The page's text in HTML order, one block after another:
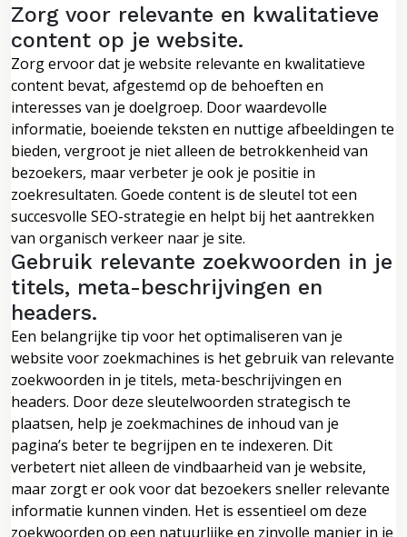
Zorg voor relevante en kwalitatieve
content op je website.
Zorg ervoor dat je website relevante en kwalitatieve
content bevat, afgestemd op de behoeften en
interesses van je doelgroep. Door waardevolle
informatie, boeiende teksten en nuttige afbeeldingen te
bieden, vergroot je niet alleen de betrokkenheid van
bezoekers, maar verbeter je ook je positie in
zoekresultaten. Goede content is de sleutel tot een
succesvolle SEO-strategie en helpt bij het aantrekken
van organisch verkeer naar je site.
Gebruik relevante zoekwoorden in je
titels, meta-beschrijvingen en
headers.
Een belangrijke tip voor het optimaliseren van je
website voor zoekmachines is het gebruik van relevante
zoekwoorden in je titels, meta-beschrijvingen en
headers. Door deze sleutelwoorden strategisch te
plaatsen, help je zoekmachines de inhoud van je
pagina’s beter te begrijpen en te indexeren. Dit
verbetert niet alleen de vindbaarheid van je website,
maar zorgt er ook voor dat bezoekers sneller relevante
informatie kunnen vinden. Het is essentieel om deze
zoekwoorden op een natuurlijke en zinvolle manier in je